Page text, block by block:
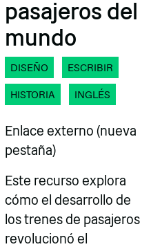
pasajeros del
mundo
DISEÑO ESCRIBIR
HISTORIA INGLÉS
Enlace externo (nueva
pestaña)
Este recurso explora
cómo el desarrollo de
los trenes de pasajeros
revolucionó el